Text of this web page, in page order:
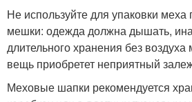
Не используйте для упаковки
мешки: одежда должна дышать,
длительного хранения без воздуха
вещь приобретет неприятный
Меховые шапки рекомендуется